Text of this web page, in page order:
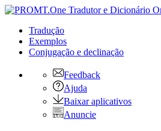
Tradução
Exemplos
Conjugação e declinação
Feedback
Ajuda
Baixar aplicativos
Anuncie